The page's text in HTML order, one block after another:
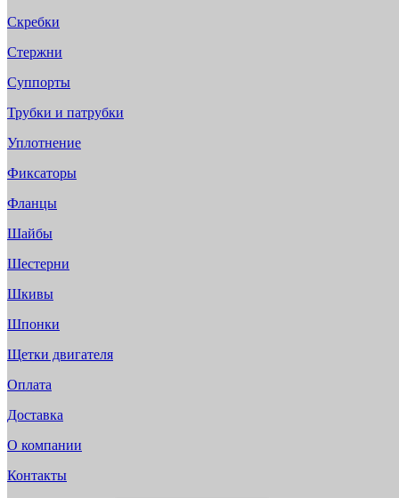
Скребки
Стержни
Суппорты
Трубки и патрубки
Уплотнение
Фиксаторы
Фланцы
Шайбы
Шестерни
Шкивы
Шпонки
Щетки двигателя
Оплата
Доставка
О компании
Контакты